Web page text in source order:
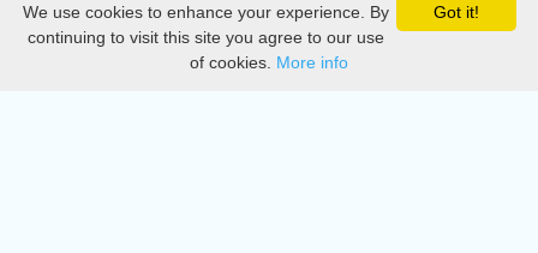
Privacy
DMCA
Got it!
We use cookies to enhance your experience. By
continuing to visit this site you agree to our use
of cookies. More info